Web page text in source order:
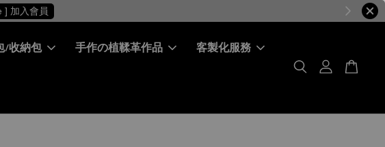
] 加入會員
/收納包 手作の植鞣革作品 客製化服務